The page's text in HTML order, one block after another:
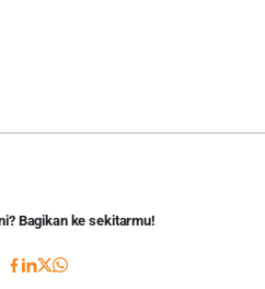
Bagikan ke sekitarmu!